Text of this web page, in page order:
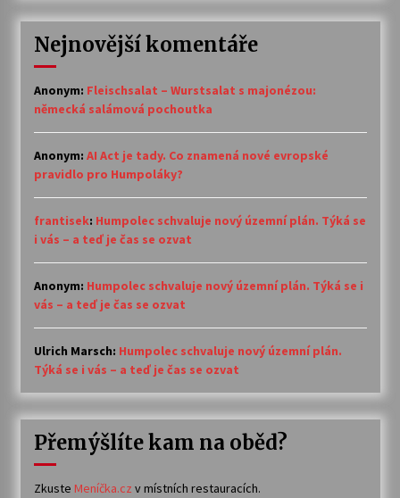
Nejnovější komentáře
Anonym: Fleischsalat – Wurstsalat s majonézou:
německá salámová pochoutka
Anonym: AI Act je tady. Co znamená nové evropské
pravidlo pro Humpoláky?
frantisek: Humpolec schvaluje nový územní plán. Týká se
i vás – a teď je čas se ozvat
Anonym: Humpolec schvaluje nový územní plán. Týká se i
vás – a teď je čas se ozvat
Ulrich Marsch: Humpolec schvaluje nový územní plán.
Týká se i vás – a teď je čas se ozvat
Přemýšlíte kam na oběd?
Zkuste Meníčka.cz v místních restauracích.